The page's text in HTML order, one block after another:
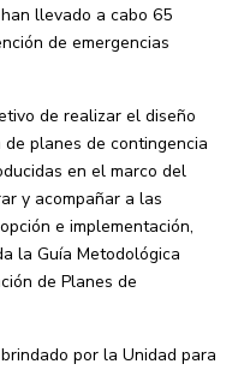
llevado a cabo 65
de emergencias
de realizar el diseño
planes de contingencia
en el marco del
y acompañar a las
e implementación,
la Guía Metodológica
de Planes de
por la Unidad para